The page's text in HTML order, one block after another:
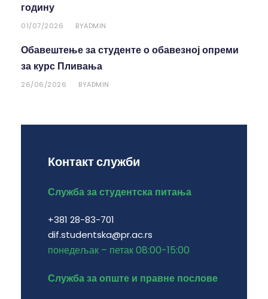
годину
01/07/2026 BYADMIN
Обавештење за студенте о обавезној опреми
за курс Пливања
26/06/2026 BYADMIN
Контакт служби
Служба за студентска питања
+381 28-83-701
dif.studentska@pr.ac.rs
понедељак – петак 08:00-15:00
Служба за опште и правне послове